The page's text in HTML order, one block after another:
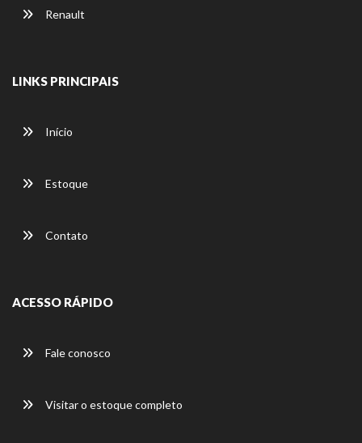
Renault
LINKS PRINCIPAIS
Início
Estoque
Contato
ACESSO RÁPIDO
Fale conosco
Visitar o estoque completo